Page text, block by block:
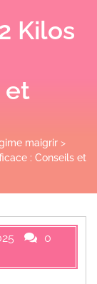
Kilos
et
maigrir >
: Conseils et
0